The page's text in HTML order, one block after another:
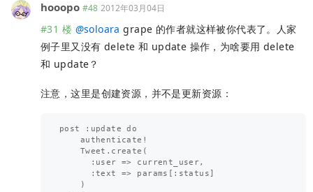
hooopo #48 2012年03月04日
#31 楼 @soloara grape 的作者就这样被你代表了。人家
例子里又没有 delete 和 update 操作，为啥要用 delete
和 update？
注意，这里是创建资源，并不是更新资源：
post :update do
    authenticate!
    Tweet.create(
      :user => current_user,
      :text => params[:status]
    )